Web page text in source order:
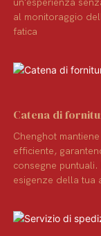
un'esperienza
al monitoraggio
fatica
Catena di
Chenghot
efficiente,
consegne
esigenze della tua